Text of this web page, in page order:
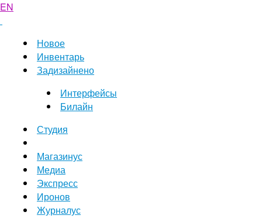
EN
Новое
Инвентарь
Задизайнено
Интерфейсы
Билайн
Студия
Магазинус
Медиа
Экспресс
Иронов
Журналус